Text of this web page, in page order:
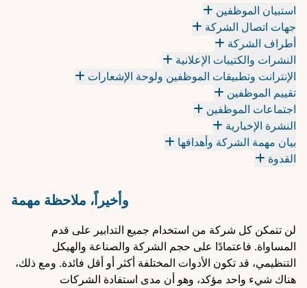
استبيان الموظفين
جهات اتصال الشركة
أطراف الشركة
النشرات والكتيبات الإعلانية
الإنترانت وتطبيقات الموظفين ولوحة الإشعارات
تقييم الموظفين
اجتماعات الموظفين
النشرة الإخبارية
بيان مهمة الشركة وأهدافها
القدوة
وأخيراً، ملاحظة مهمة
لن تتمكن كل شركة من استخدام جميع التدابير على قدم
المساواة. فاعتمادًا على حجم الشركة والصناعة والهيكل
التنظيمي، قد تكون الأدوات المختلفة أكثر أو أقل فائدة. ومع ذلك،
هناك شيء واحد مؤكد، وهو أن مدى استفادة الشركات